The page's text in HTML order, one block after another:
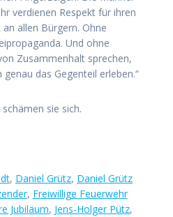
verdienen Respekt für ihren
allen Bürgern. Ohne
Und ohne
Zusammenhalt sprechen,
das Gegenteil erleben.“
sie sich.
, Daniel Grütz, Daniel Grütz
, Freiwillige Feuerwehr
Jubiläum, Jens-Holger Pütz,